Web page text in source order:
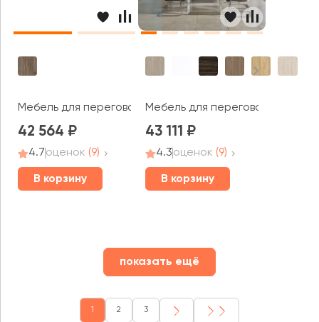
Мебель для переговорных Моррис Тренд / Morris Trend
42 564
4.7оценок (9)
В корзину
Мебель для переговорных
43 111
4.3оценок (9)
В корзину
показать ещё
1 2 3